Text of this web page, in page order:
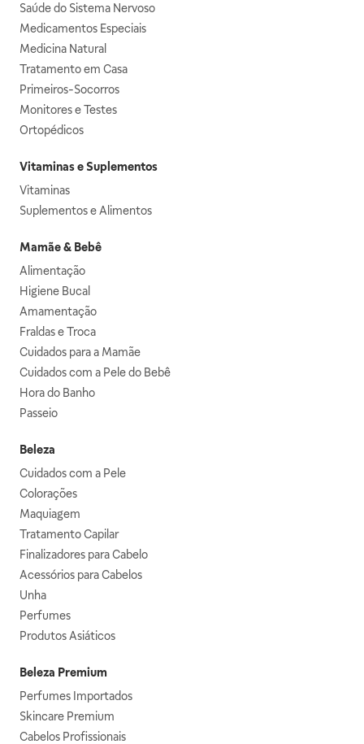
Saúde do Sistema Nervoso
Medicamentos Especiais
Medicina Natural
Tratamento em Casa
Primeiros-Socorros
Monitores e Testes
Ortopédicos
Vitaminas e Suplementos
Vitaminas
Suplementos e Alimentos
Mamãe & Bebê
Alimentação
Higiene Bucal
Amamentação
Fraldas e Troca
Cuidados para a Mamãe
Cuidados com a Pele do Bebê
Hora do Banho
Passeio
Beleza
Cuidados com a Pele
Colorações
Maquiagem
Tratamento Capilar
Finalizadores para Cabelo
Acessórios para Cabelos
Unha
Perfumes
Produtos Asiáticos
Beleza Premium
Perfumes Importados
Skincare Premium
Cabelos Profissionais